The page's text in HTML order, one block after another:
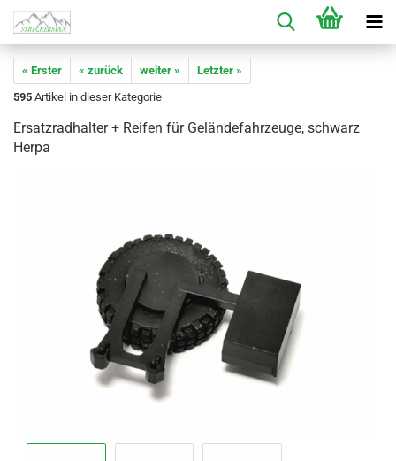
« Erster « zurück weiter »
Letzter »
595 Artikel in dieser Kategorie
Ersatzradhalter + Reifen für Geländefahrzeuge, schwarz
Herpa